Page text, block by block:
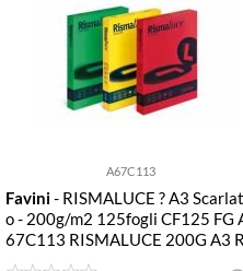
A67C113
Favini- RISMALUCE ? A3
o - 200g/m2 125fogli CF125 FG
67C113 RISMALUCE 200G A3 R
OSSO SCARLATTO